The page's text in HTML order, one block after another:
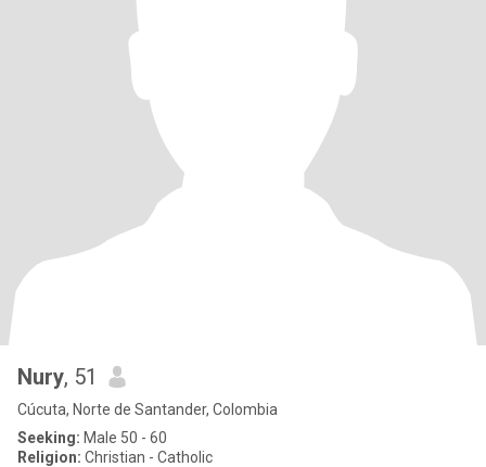
Nury, 51
Cúcuta, Norte de Santander, Colombia
Seeking: Male 50 - 60
Religion: Christian - Catholic